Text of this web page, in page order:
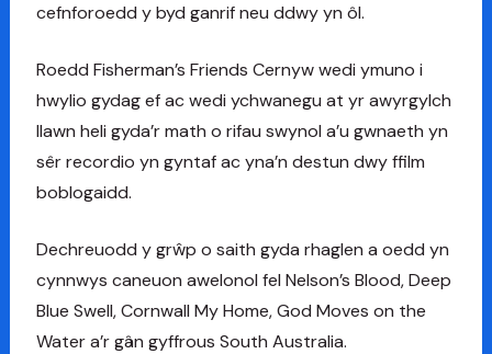
cefnforoedd y byd ganrif neu ddwy yn ôl.
Roedd Fisherman’s Friends Cernyw wedi ymuno i
hwylio gydag ef ac wedi ychwanegu at yr awyrgylch
llawn heli gyda’r math o rifau swynol a’u gwnaeth yn
sêr recordio yn gyntaf ac yna’n destun dwy ffilm
boblogaidd.
Dechreuodd y grŵp o saith gyda rhaglen a oedd yn
cynnwys caneuon awelonol fel Nelson’s Blood, Deep
Blue Swell, Cornwall My Home, God Moves on the
Water a’r gân gyffrous South Australia.